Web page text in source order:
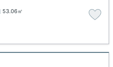
53.06㎡